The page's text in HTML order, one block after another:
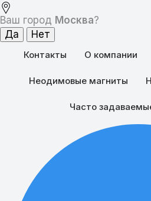
Ваш город Москва?
Контакты О компании
Неодимовые магниты
Часто